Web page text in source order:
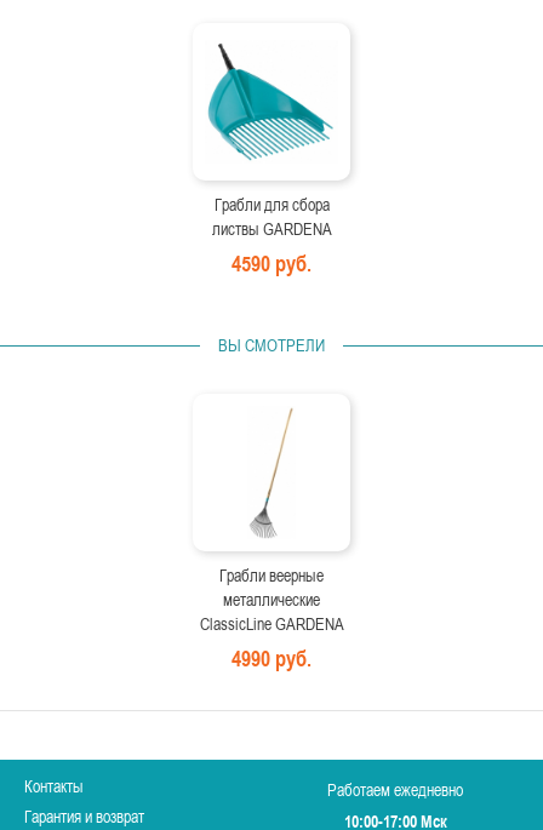
Грабли для сбора
листвы GARDENA
4590 руб.
ВЫ СМОТРЕЛИ
Грабли веерные
металлические
ClassicLine GARDENA
4990 руб.
Контакты
Гарантия и возврат
Работаем ежедневно
10:00-17:00 Мск